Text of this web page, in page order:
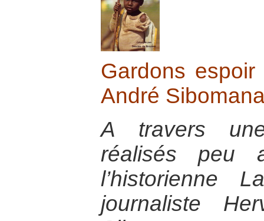
Gardons
André
A travers
réalisés peu
l’historienne
journaliste